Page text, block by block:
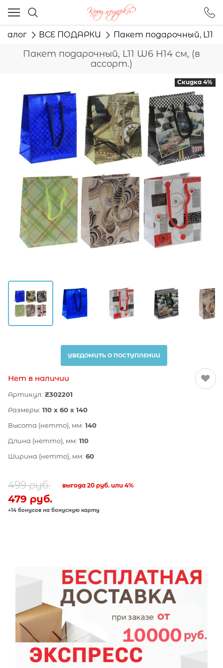
ВСЕ ПОДАРКИ Пакет подарочный, L11
Пакет подарочный, L11 W6 H14 см, (в
ассорт.)
Скидка 4%
УВЕДОМИТЬ О ПОСТУПЛЕНИИ
Нет в наличии
Артикул: Z302201
Размеры: 110 x 60 x 140
Высота (нетто), мм: 140
Длина (нетто), мм: 110
Ширина (нетто), мм: 60
499 руб.
479 руб.
выгода20 руб. или4%
+14 бонусов на бонусную карту
Ваш город - Москва,
угадали?
ДА НЕТ